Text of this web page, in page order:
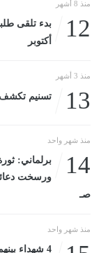
منذ 8 أشهر
12
أكتوبر
منذ 3 أشهر
13 تسنيم تكشف
منذ شهر واحد
14
صـ
منذ شهر واحد